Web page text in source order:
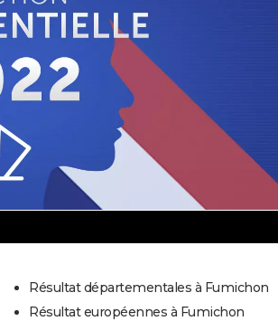
Résultat départementales à Fumichon
Résultat européennes à Fumichon